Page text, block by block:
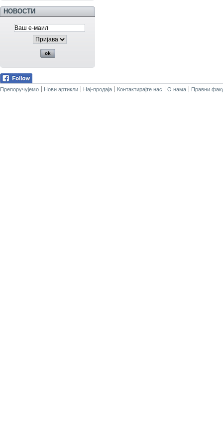
НОВОСТИ
Препоручујемо Нови артикли Нај-продаја Контактирајте нас О нама Правни